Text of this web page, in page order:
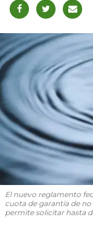
El nuevo reglamento
cuota de garantía de
permite solicitar hasta